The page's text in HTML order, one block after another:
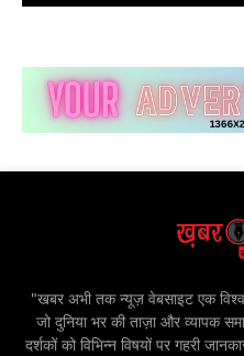
"खबर अभी तक न्यूज़ वेबसाइट एक
जो दुनिया भर की ताज़ा और व्यापक
दर्शकों को विभिन्न विषयों पर गहरी